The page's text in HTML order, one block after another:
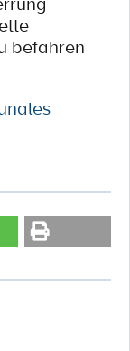
befahren